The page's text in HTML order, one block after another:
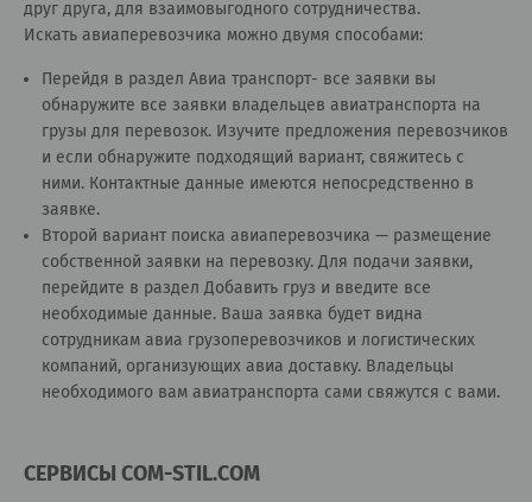
друг друга, для взаимовыгодного сотрудничества.
Искать авиаперевозчика можно двумя способами:
Перейдя в раздел Авиа транспорт- все заявки вы
обнаружите все заявки владельцев авиатранспорта на
грузы для перевозок. Изучите предложения перевозчиков
и если обнаружите подходящий вариант, свяжитесь с
ними. Контактные данные имеются непосредственно в
заявке.
Второй вариант поиска авиаперевозчика — размещение
собственной заявки на перевозку. Для подачи заявки,
перейдите в раздел Добавить груз и введите все
необходимые данные. Ваша заявка будет видна
сотрудникам авиа грузоперевозчиков и логистических
компаний, организующих авиа доставку. Владельцы
необходимого вам авиатранспорта сами свяжутся с вами.
СЕРВИСЫ COM-STIL.COM